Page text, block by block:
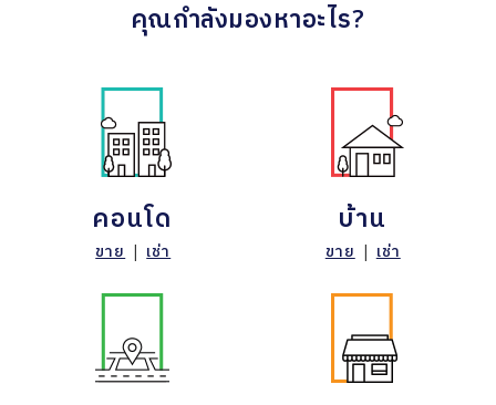
คุณกำลังมองหาอะไร?
คอนโด
ขาย | เช่า
บ้าน
ขาย | เช่า